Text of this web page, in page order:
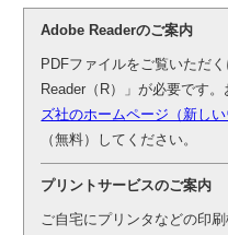
Adobe Readerのご案内
PDFファイルをご覧いただく
Reader（R）」が必要です
ズ社のホームページ（新し
（無料）してください。
プリントサービスのご案内
ご自宅にプリンタなどの印